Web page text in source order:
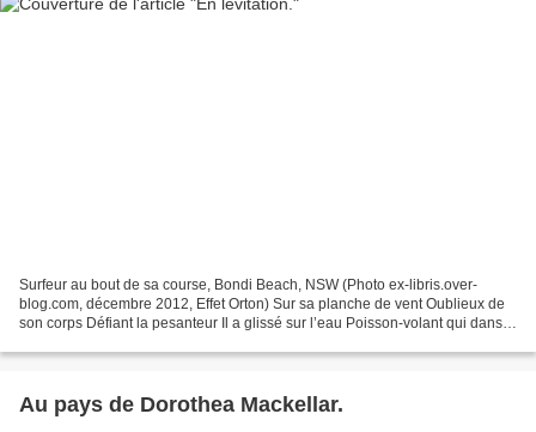
Surfeur au bout de sa course, Bondi Beach, NSW (Photo ex-libris.over-
blog.com, décembre 2012, Effet Orton) Sur sa planche de vent Oublieux de
son corps Défiant la pesanteur Il a glissé sur l’eau Poisson-volant qui danse
Au pays de Dorothea Mackellar.